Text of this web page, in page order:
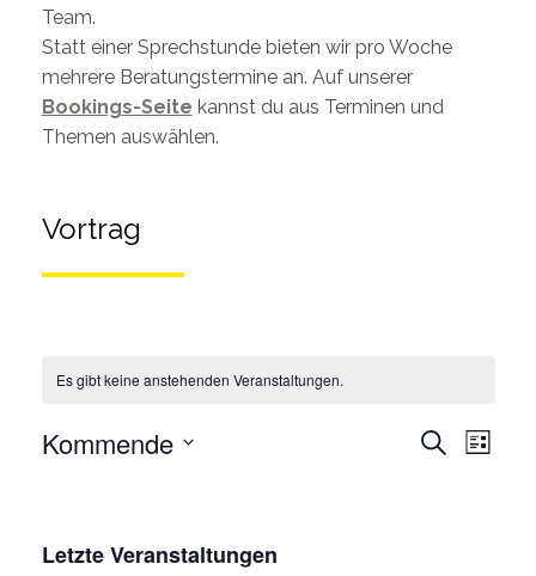
Team.
Statt einer Sprechstunde bieten wir pro Woche
mehrere Beratungstermine an. Auf unserer
Bookings-Seite kannst du aus Terminen und
Themen auswählen.
Vortrag
Es gibt keine anstehenden Veranstaltungen.
Suche
Liste
Kommende
Datum
Letzte Veranstaltungen